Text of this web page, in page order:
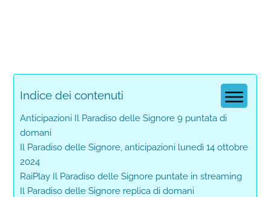
Indice dei contenuti
Anticipazioni Il Paradiso delle Signore 9 puntata di
domani
Il Paradiso delle Signore, anticipazioni lunedì 14 ottobre
2024
RaiPlay Il Paradiso delle Signore puntate in streaming
Il Paradiso delle Signore replica di domani